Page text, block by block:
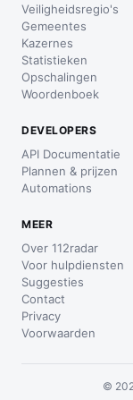
Veiligheidsregio's
Gemeentes
Kazernes
Statistieken
Opschalingen
Woordenboek
DEVELOPERS
API Documentatie
Plannen & prijzen
Automations
MEER
Over 112radar
Voor hulpdiensten
Suggesties
Contact
Privacy
Voorwaarden
©